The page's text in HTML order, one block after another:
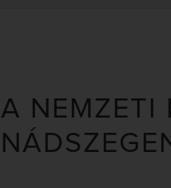
A NEMZETI